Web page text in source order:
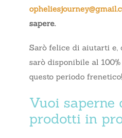
sapere.
Sarò felice di aiutarti e,
sarò disponibile al
questo periodo frenetico!
Vuoi saperne
prodotti in